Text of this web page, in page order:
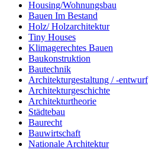
Housing/Wohnungsbau
Bauen Im Bestand
Holz/ Holzarchitektur
Tiny Houses
Klimagerechtes Bauen
Baukonstruktion
Bautechnik
Architekturgestaltung / -entwurf
Architekturgeschichte
Architekturtheorie
Städtebau
Baurecht
Bauwirtschaft
Nationale Architektur